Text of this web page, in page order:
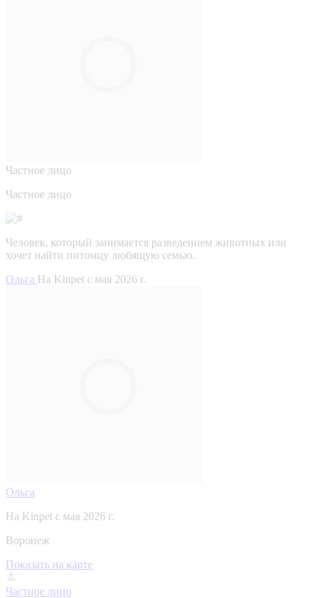
Частное лицо
Частное лицо
Человек, который занимается разведением животных или
хочет найти питомцу любящую семью.
Ольга На Kinpet c мая 2026 г.
Ольга
На Kinpet c мая 2026 г.
Воронеж
Показать на карте
Частное лицо